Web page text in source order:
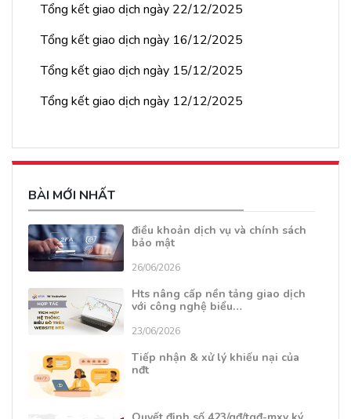
Tổng kết giao dịch ngày 22/12/2025
Tổng kết giao dịch ngày 16/12/2025
Tổng kết giao dịch ngày 15/12/2025
Tổng kết giao dịch ngày 12/12/2025
BÀI MỚI NHẤT
điều khoản dịch vụ và chính sách
bảo mật
26/06/2026
Hts nâng cấp nền tảng giao dịch
với công nghệ biểu…
23/06/2026
Tiếp nhận & xử lý khiếu nại của
nđt